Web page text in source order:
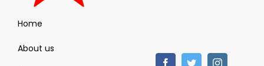
Home
About us